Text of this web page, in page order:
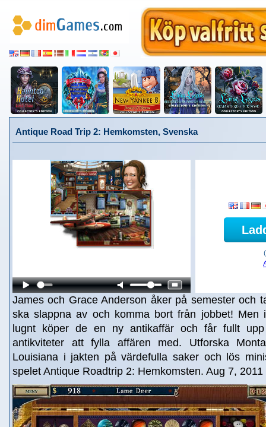
Antique Road Trip 2: Hemkomsten, Svenska
James och Grace Anderson åker på semester och
ska slappna av och komma bort från jobbet! Men
lugnt köper de en ny antikaffär och får fullt
antikviteter att fylla affären med. Utforska
Louisiana i jakten på värdefulla saker och lös
spelet Antique Roadtrip 2: Hemkomsten. Aug 7, 2011